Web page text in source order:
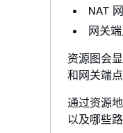
NAT
网关
资源图会
和网关端点
通过资源
以及哪些